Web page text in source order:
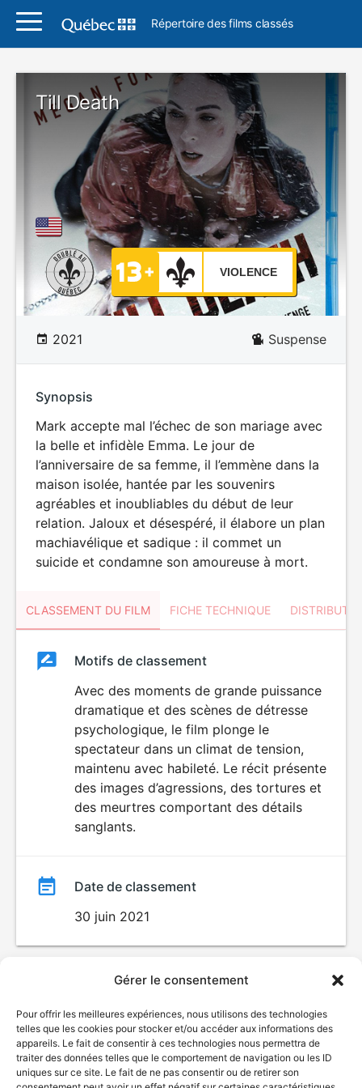
Gérer le consentement
Pour offrir les meilleures expériences, nous utilisons des technologies
telles que les cookies pour stocker et/ou accéder aux informations des
appareils. Le fait de consentir à ces technologies nous permettra de
traiter des données telles que le comportement de navigation ou les ID
uniques sur ce site. Le fait de ne pas consentir ou de retirer son
Répertoire des films classés
Till Death
VIOLENCE
2021 Suspense
Synopsis
Mark accepte mal l’échec de son mariage avec
la belle et infidèle Emma. Le jour de
l’anniversaire de sa femme, il l’emmène dans la
maison isolée, hantée par les souvenirs
agréables et inoubliables du début de leur
relation. Jaloux et désespéré, il élabore un plan
machiavélique et sadique : il commet un
suicide et condamne son amoureuse à mort.
CLASSEMENT DU FILM FICHE TECHNIQUE
ClassementClassement
VIOLENCE
Motifs de classement
Avec des moments de grande puissance
dramatique et des scènes de détresse
psychologique, le film plonge le
spectateur dans un climat de tension,
maintenu avec habileté. Le récit présente
des images d’agressions, des tortures et
des meurtres comportant des détails
sanglants.
Date de classement
30 juin 2021
© Gouvernement du Québec, 2026